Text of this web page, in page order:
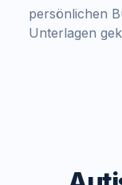
persönlichen
Unterlagen